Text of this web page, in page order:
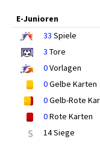
E-Junioren
33 Spiele
3 Tore
0Vorlagen
0Gelbe Karten
0Gelb-Rote
0Rote Karten
S 14 Siege